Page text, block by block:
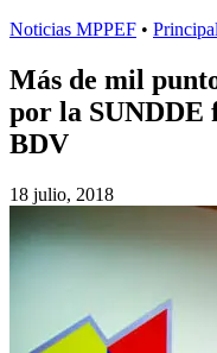
Noticias MPPEF • Principal
Más de mil
por la SUNDDE
BDV
18 julio, 2018